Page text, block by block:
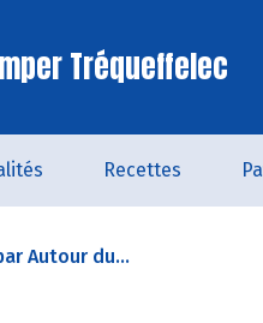
Tréqueffelec
Recettes
Autour du...